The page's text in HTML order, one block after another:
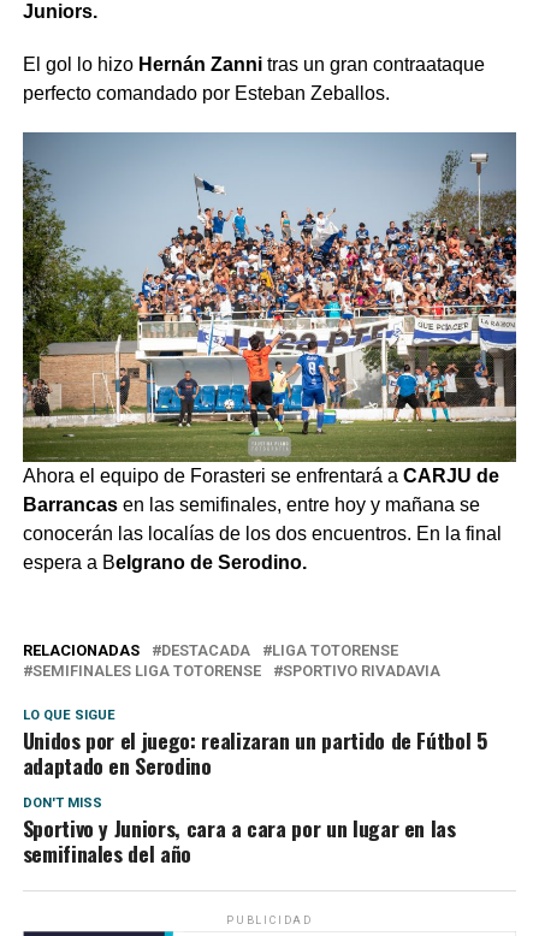
Juniors.
El gol lo hizo Hernán Zannitras un gran contraataque
perfecto comandado por Esteban Zeballos.
Ahora el equipo de Forasteri se enfrentará a CARJU de
Barrancasen las semifinales, entre hoy y mañana se
conocerán las localías de los dos encuentros. En la final
espera a Belgrano de Serodino.
RELACIONADAS DESTACADA
LIGA TOTORENSE
SEMIFINALES LIGA TOTORENSE
SPORTIVO RIVADAVIA
LO QUE SIGUE
Unidos por el juego: realizaran un partido de Fútbol 5
adaptado en Serodino
DON'T MISS
Sportivo y Juniors, cara a cara por un lugar en las
semifinales del año
PUBLICIDAD